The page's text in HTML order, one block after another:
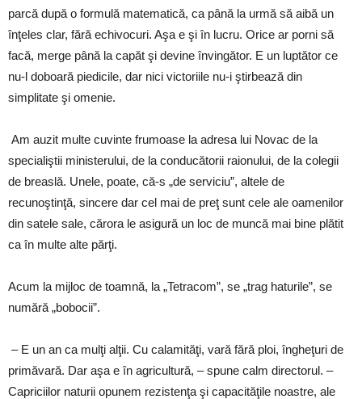
parcă după o formulă matematică, ca până la urmă să aibă un
înţeles clar, fără echivocuri. Aşa e şi în lucru. Orice ar porni să
facă, merge până la capăt şi devine învingător. E un luptător ce
nu-l doboară piedicile, dar nici victoriile nu-i ştirbează din
simplitate şi omenie.
Am auzit multe cuvinte frumoase la adresa lui Novac de la
specialiştii ministerului, de la conducătorii raionului, de la colegii
de breaslă. Unele, poate, că-s „de serviciu”, altele de
recunoştinţă, sincere dar cel mai de preţ sunt cele ale oamenilor
din satele sale, cărora le asigură un loc de muncă mai bine plătit
ca în multe alte părţi.
Acum la mijloc de toamnă, la „Tetracom”, se „trag haturile”, se
numără „bobocii”.
– E un an ca mulţi alţii. Cu calamităţi, vară fără ploi, îngheţuri de
primăvară. Dar aşa e în agricultură, – spune calm directorul. –
Capriciilor naturii opunem rezistenţa şi capacităţile noastre, ale